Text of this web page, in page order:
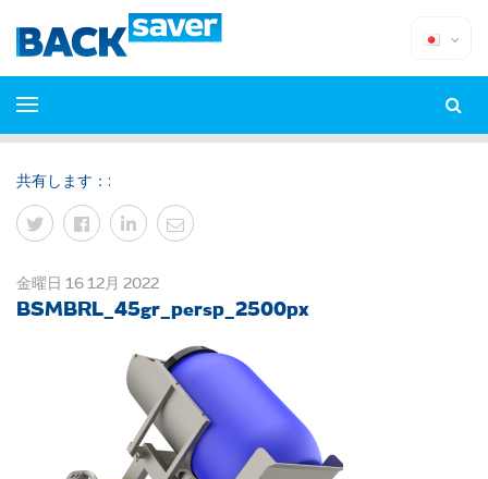
共有します：:
金曜日 16 12月 2022
BSMBRL_45gr_persp_2500px